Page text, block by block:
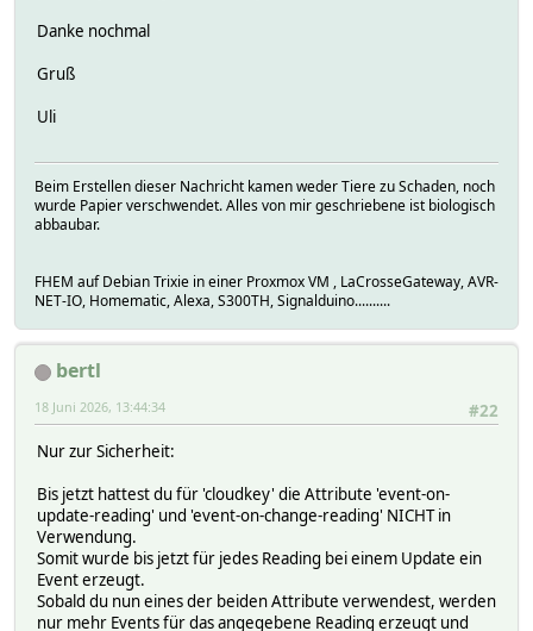
Danke nochmal
Gruß
Uli
Beim Erstellen dieser Nachricht kamen weder Tiere zu Schaden, noch
wurde Papier verschwendet. Alles von mir geschriebene ist biologisch
abbaubar.
FHEM auf Debian Trixie in einer Proxmox VM , LaCrosseGateway, AVR-
NET-IO, Homematic, Alexa, S300TH, Signalduino..........
bertl
#22
18 Juni 2026, 13:44:34
Nur zur Sicherheit:
Bis jetzt hattest du für 'cloudkey' die Attribute 'event-on-
update-reading' und 'event-on-change-reading' NICHT in
Verwendung.
Somit wurde bis jetzt für jedes Reading bei einem Update ein
Event erzeugt.
Sobald du nun eines der beiden Attribute verwendest, werden
nur mehr Events für das angegebene Reading erzeugt und